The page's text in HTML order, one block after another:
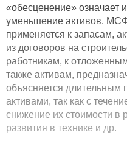
«обесценение» означает
уменьшение активов.
применяется к запасам,
из договоров на
работникам, к
также активам,
объясняется длительным
активами, так как с
снижение их стоимости в
развития в технике и др.